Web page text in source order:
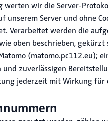
wir die Server-
Server und ohne
Verarbeitet werden die
oben beschrieben,
zuverlässigen
jederzeit mit Wirkung